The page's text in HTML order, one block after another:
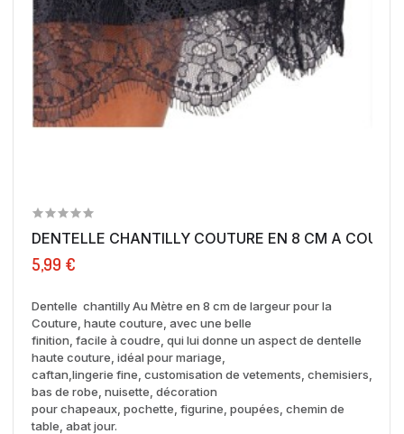
DENTELLE CHANTILLY COUTURE
5,99 €
Dentelle chantilly Au Mètre en 8 cm de largeur pour la
Couture, haute couture, avec une belle
finition, facile à coudre, qui lui donne un aspect de dentelle
haute couture, idéal pour mariage,
caftan,lingerie fine, customisation de vetements, chemisiers,
bas de robe, nuisette, décoration
pour chapeaux, pochette, figurine, poupées, chemin de
table, abat jour.